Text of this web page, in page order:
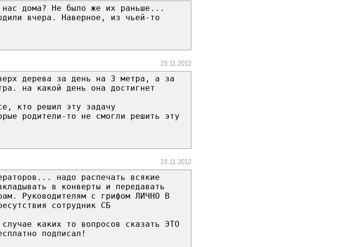
дома? Не было же их раньше...
вчера. Наверное, из чьей-то
23.11.2012
дерева за день на 3 метра, а за
на какой день она достигнет
кто решил эту задачу
родители-то не смогли решить эту
23.11.2012
надо распечать всякие
в конверты и передавать
Руководителям с грифом ЛИЧНО В
сотрудник СБ
каких то вопросов сказать ЭТО
подписал!